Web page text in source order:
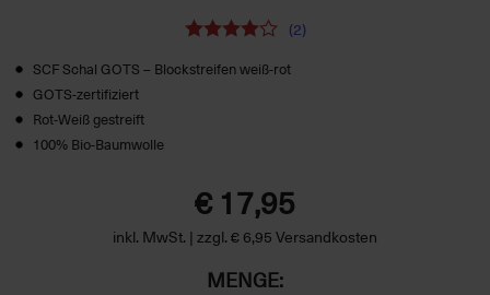
(2)
SCF Schal GOTS – Blockstreifen weiß‑rot
GOTS-zertifiziert
Rot-Weiß gestreift
100% Bio-Baumwolle
€ 17,95
inkl. MwSt. | zzgl. € 6,95 Versandkosten
MENGE: